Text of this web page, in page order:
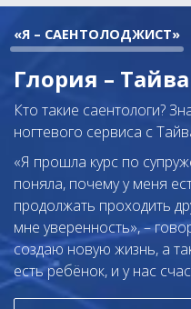
«Я – САЕНТОЛОДЖИСТ»
Глория –
Кто такие саентологи?
ногтевого сервиса с
«Я прошла курс по
поняла, почему у меня
продолжать проходить
мне уверенность», –
создаю новую жизнь, а
есть ребёнок, и у нас